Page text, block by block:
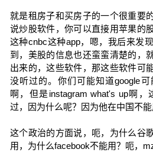
就是租房子和买房子的一个很重要
说炒股软件，你可以直接用苹果的
这种cnbc这种app，嗯，我后来发
到，美股的信息也还蛮蛮清楚的，
出来的，这些软件，那这些软件可
没听过的。你们可能知道google
啊，但是instagram what's up啊
过，因为什么呢？因为他在中国不能
这个政治的方面说，呃，为什么谷
用，为什么facebook不能用？呃，